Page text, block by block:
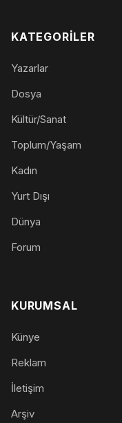
KATEGORILER
Yazarlar
Dosya
Kültür/Sanat
Toplum/Yaşam
Kadın
Yurt Dışı
Dünya
Forum
KURUMSAL
Künye
Reklam
İletişim
Arşiv